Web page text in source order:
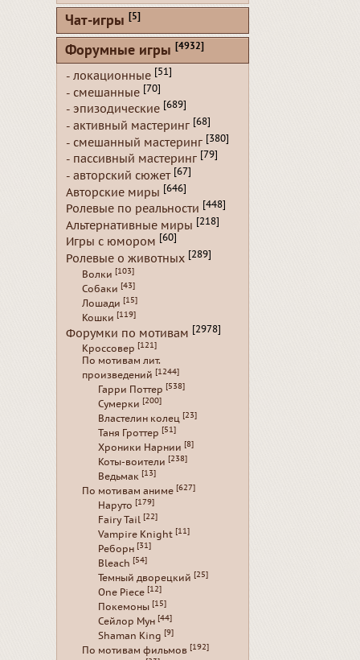
Чат-игры [5]
Форумные игры [4932]
- локационные [51]
- смешанные [70]
- эпизодические [689]
- активный мастеринг [68]
- смешанный мастеринг [380]
- пассивный мастеринг [79]
- авторский сюжет [67]
Авторские миры [646]
Ролевые по реальности [448]
Альтернативные миры [218]
Игры с юмором [60]
Ролевые о животных [289]
Волки [103]
Собаки [43]
Лошади [15]
Кошки [119]
Форумки по мотивам [2978]
Кроссовер [121]
По мотивам лит.
произведений [1244]
Гарри Поттер [538]
Сумерки [200]
Властелин колец [23]
Таня Гроттер [51]
Хроники Нарнии [8]
Коты-воители [238]
Ведьмак [13]
По мотивам аниме [627]
Наруто [179]
Fairy Tail [22]
Vampire Knight [11]
Реборн [31]
Bleach [54]
Темный дворецкий [25]
One Piece [12]
Покемоны [15]
Сейлор Мун [44]
Shaman King [9]
По мотивам фильмов [192]